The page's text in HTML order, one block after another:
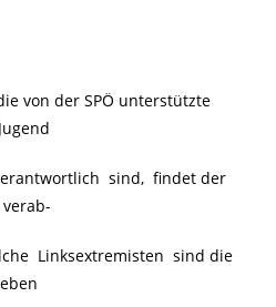
von der SPÖ unterstützte
sind, findet der
Linksextremisten sind die